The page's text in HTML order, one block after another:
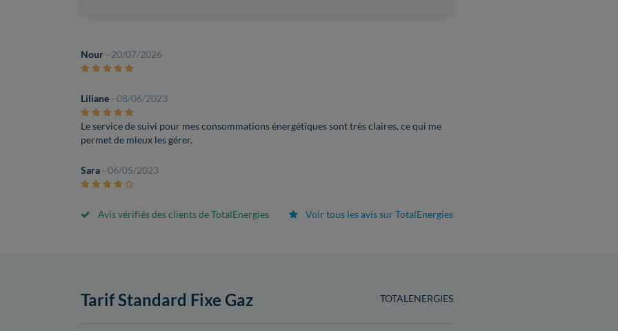
Nour - 20/07/2026
Liliane - 08/06/2023
Le service de suivi pour mes consommations énergétiques sont très claires, ce qui me
permet de mieux les gérer.
Sara - 06/05/2023
Avis vérifiés des clients de TotalEnergies Voir tous les avis sur TotalEnergies
TOTALENERGIES
Tarif Standard Fixe Gaz